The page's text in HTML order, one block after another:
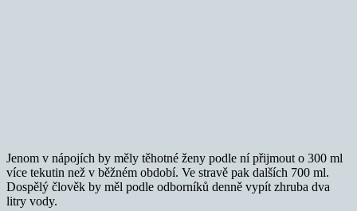
Jenom v nápojích by měly těhotné ženy podle ní přijmout o 300 ml
více tekutin než v běžném období. Ve stravě pak dalších 700 ml.
Dospělý člověk by měl podle odborníků denně vypít zhruba dva
litry vody.